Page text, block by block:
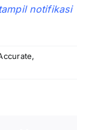
notifikasi
,